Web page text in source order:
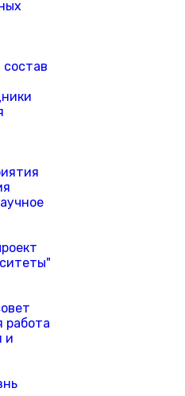
состав
работа
и